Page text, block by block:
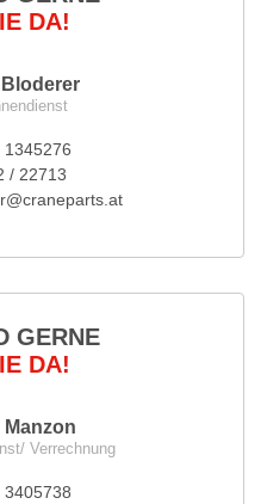
DA!
1345276
/ 22713
GERNE
DA!
Verrechnung
3405738